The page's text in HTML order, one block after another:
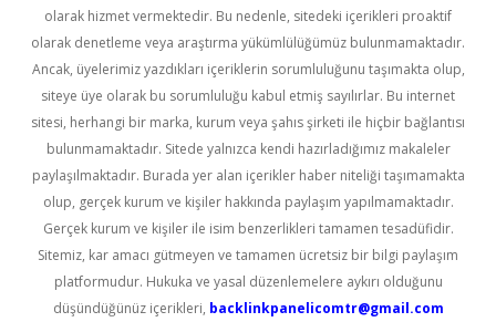
olarak hizmet vermektedir. Bu nedenle, sitedeki içerikleri proaktif
olarak denetleme veya araştırma yükümlülüğümüz bulunmamaktadır.
Ancak, üyelerimiz yazdıkları içeriklerin sorumluluğunu taşımakta olup,
siteye üye olarak bu sorumluluğu kabul etmiş sayılırlar. Bu internet
sitesi, herhangi bir marka, kurum veya şahıs şirketi ile hiçbir bağlantısı
bulunmamaktadır. Sitede yalnızca kendi hazırladığımız makaleler
paylaşılmaktadır. Burada yer alan içerikler haber niteliği taşımamakta
olup, gerçek kurum ve kişiler hakkında paylaşım yapılmamaktadır.
Gerçek kurum ve kişiler ile isim benzerlikleri tamamen tesadüfidir.
Sitemiz, kar amacı gütmeyen ve tamamen ücretsiz bir bilgi paylaşım
platformudur. Hukuka ve yasal düzenlemelere aykırı olduğunu
düşündüğünüz içerikleri, backlinkpanelicomtr@gmail.com